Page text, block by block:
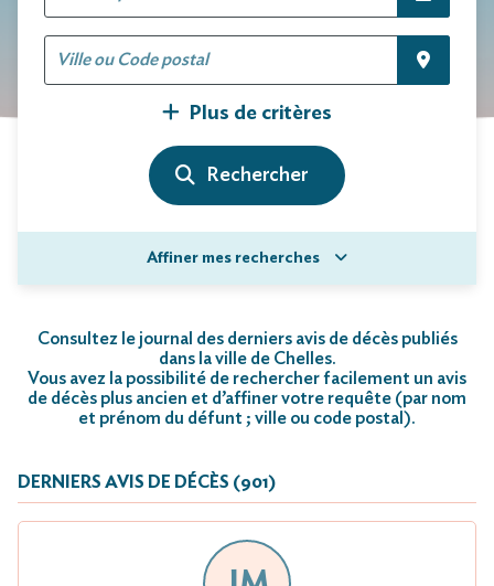
Plus de critères
Affiner mes recherches
Consultez le journal des derniers avis de décès publiés
dans la ville de Chelles.
Vous avez la possibilité de rechercher facilement un avis
de décès plus ancien et d’affiner votre requête (par nom
et prénom du défunt ; ville ou code postal).
DERNIERS AVIS DE DÉCÈS (901)